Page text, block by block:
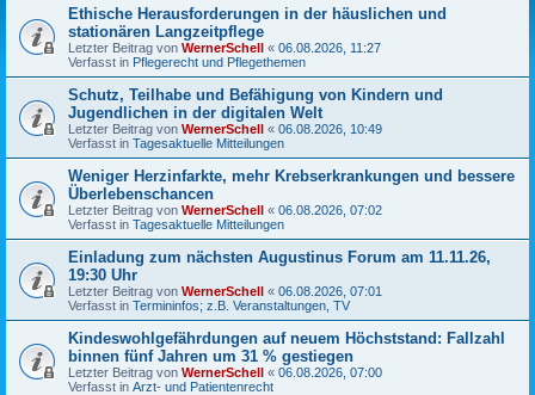
Ethische Herausforderungen in der häuslichen und
stationären Langzeitpflege
Letzter Beitrag von WernerSchell « 06.08.2026, 11:27
Verfasst in Pflegerecht und Pflegethemen
Schutz, Teilhabe und Befähigung von Kindern und
Jugendlichen in der digitalen Welt
Letzter Beitrag von WernerSchell « 06.08.2026, 10:49
Verfasst in Tagesaktuelle Mitteilungen
Weniger Herzinfarkte, mehr Krebserkrankungen und bessere
Überlebenschancen
Letzter Beitrag von WernerSchell « 06.08.2026, 07:02
Verfasst in Tagesaktuelle Mitteilungen
Einladung zum nächsten Augustinus Forum am 11.11.26,
19:30 Uhr
Letzter Beitrag von WernerSchell « 06.08.2026, 07:01
Verfasst in Termininfos; z.B. Veranstaltungen, TV
Kindeswohlgefährdungen auf neuem Höchststand: Fallzahl
binnen fünf Jahren um 31 % gestiegen
Letzter Beitrag von WernerSchell « 06.08.2026, 07:00
Verfasst in Arzt- und Patientenrecht